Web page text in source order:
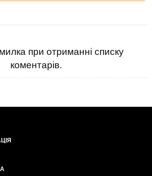
при отриманні списку
коментарів.